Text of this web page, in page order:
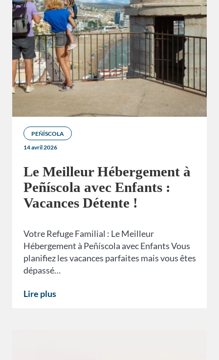
PEÑÍSCOLA
14 avril 2026
Le Meilleur Hébergement à
Peñíscola avec Enfants :
Vacances Détente !
Votre Refuge Familial : Le Meilleur
Hébergement à Peñíscola avec Enfants Vous
planifiez les vacances parfaites mais vous êtes
dépassé…
Lire plus